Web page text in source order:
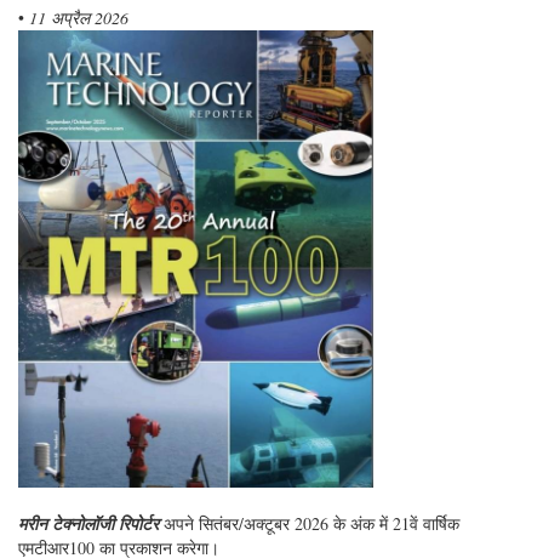
• 11 अप्रैल 2026
मरीन टेक्नोलॉजी रिपोर्टरअपने सितंबर/अक्टूबर 2026 के अंक में 21वें वार्षिक
एमटीआर100 का प्रकाशन करेगा।